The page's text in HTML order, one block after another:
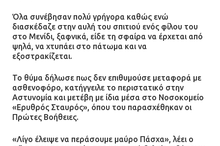
Όλα συνέβησαν πολύ γρήγορα καθώς ενώ
διασκέδαζε στην αυλή του σπιτιού ενός φίλου του
στο Μενίδι, ξαφνικά, είδε τη σφαίρα να έρχεται από
ψηλά, να χτυπάει στο πάτωμα και να
εξοστρακίζεται.
Το θύμα δήλωσε πως δεν επιθυμούσε μεταφορά με
ασθενοφόρο, κατήγγειλε το περιστατικό στην
Αστυνομία και μετέβη με ίδια μέσα στο Νοσοκομείο
«Ερυθρός Σταυρός», όπου του παρασχέθηκαν οι
Πρώτες Βοήθειες.
«Λίγο έλειψε να περάσουμε μαύρο Πάσχα», λέει ο